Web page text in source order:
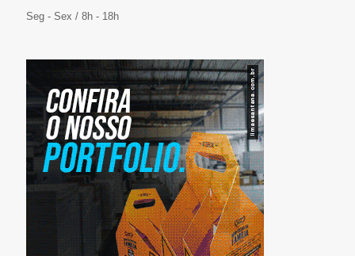
Seg - Sex / 8h - 18h